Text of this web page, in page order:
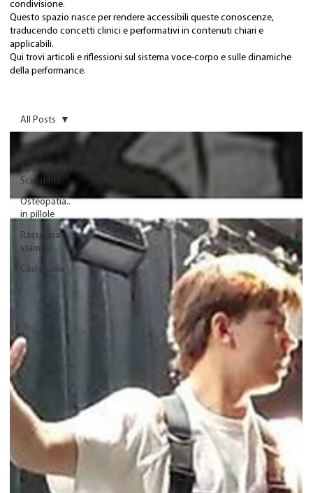
condivisione.
Questo spazio nasce per rendere accessibili queste conoscenze,
traducendo concetti clinici e performativi in contenuti chiari e
applicabili.
Qui trovi articoli e riflessioni sul sistema voce-corpo e sulle dinamiche
della performance.
All Posts
Approfondimenti
Scientifici
Osteopatia..
in pillole
Rassegna
stampa
Casi studio
All Posts